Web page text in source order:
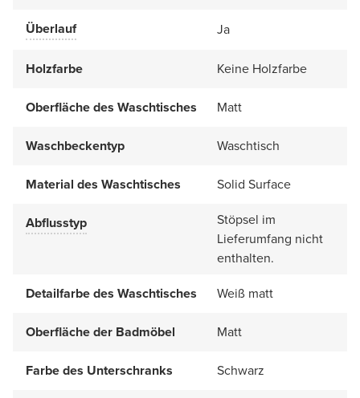
Überlauf Ja
Holzfarbe Keine Holzfarbe
Oberfläche des Waschtisches Matt
Waschbeckentyp Waschtisch
Material des Waschtisches Solid Surface
Abflusstyp
Stöpsel im
Lieferumfang nicht
enthalten.
Detailfarbe des Waschtisches
Weiß matt
Oberfläche der Badmöbel Matt
Farbe des Unterschranks Schwarz